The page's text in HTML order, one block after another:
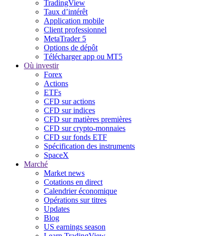
TradingView
Taux d’intérêt
Application mobile
Client professionnel
MetaTrader 5
Options de dépôt
Télécharger app ou MT5
Où investir
Forex
Actions
ETFs
CFD sur actions
CFD sur indices
CFD sur matières premières
CFD sur crypto-monnaies
CFD sur fonds ETF
Spécification des instruments
SpaceX
Marché
Market news
Cotations en direct
Calendrier économique
Opérations sur titres
Updates
Blog
US earnings season